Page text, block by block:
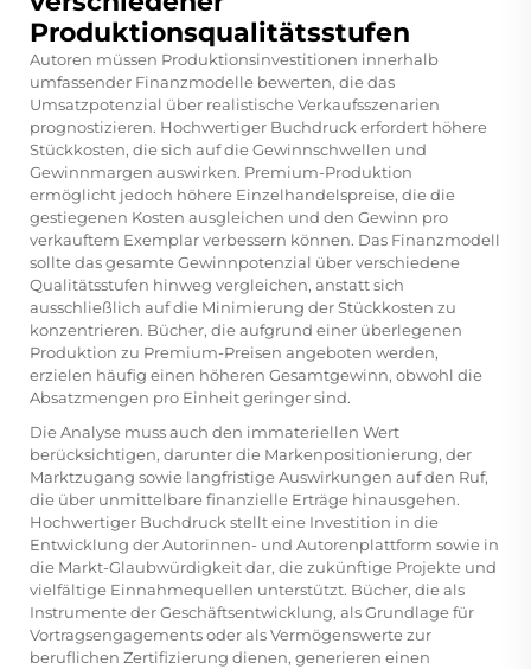
Produktionsqualitätsstufen
Autoren müssen Produktionsinvestitionen innerhalb
umfassender Finanzmodelle bewerten, die das
Umsatzpotenzial über realistische Verkaufsszenarien
prognostizieren. Hochwertiger Buchdruck erfordert höhere
Stückkosten, die sich auf die Gewinnschwellen und
Gewinnmargen auswirken. Premium-Produktion
ermöglicht jedoch höhere Einzelhandelspreise, die die
gestiegenen Kosten ausgleichen und den Gewinn pro
verkauftem Exemplar verbessern können. Das Finanzmodell
sollte das gesamte Gewinnpotenzial über verschiedene
Qualitätsstufen hinweg vergleichen, anstatt sich
ausschließlich auf die Minimierung der Stückkosten zu
konzentrieren. Bücher, die aufgrund einer überlegenen
Produktion zu Premium-Preisen angeboten werden,
erzielen häufig einen höheren Gesamtgewinn, obwohl die
Absatzmengen pro Einheit geringer sind.
Die Analyse muss auch den immateriellen Wert
berücksichtigen, darunter die Markenpositionierung, der
Marktzugang sowie langfristige Auswirkungen auf den Ruf,
die über unmittelbare finanzielle Erträge hinausgehen.
Hochwertiger Buchdruck stellt eine Investition in die
Entwicklung der Autorinnen- und Autorenplattform sowie in
die Markt-Glaubwürdigkeit dar, die zukünftige Projekte und
vielfältige Einnahmequellen unterstützt. Bücher, die als
Instrumente der Geschäftsentwicklung, als Grundlage für
Vortragsengagements oder als Vermögenswerte zur
beruflichen Zertifizierung dienen, generieren einen